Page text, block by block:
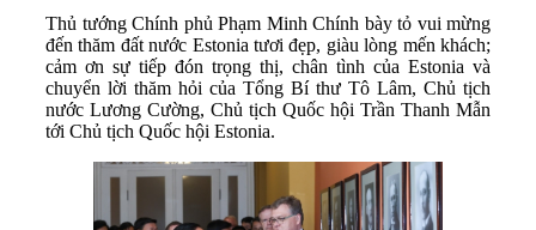
Thủ tướng Chính phủ Phạm Minh Chính bày tỏ vui mừng
đến thăm đất nước Estonia tươi đẹp, giàu lòng mến khách;
cảm ơn sự tiếp đón trọng thị, chân tình của Estonia và
chuyển lời thăm hỏi của Tổng Bí thư Tô Lâm, Chủ tịch
nước Lương Cường, Chủ tịch Quốc hội Trần Thanh Mẫn
tới Chủ tịch Quốc hội Estonia.